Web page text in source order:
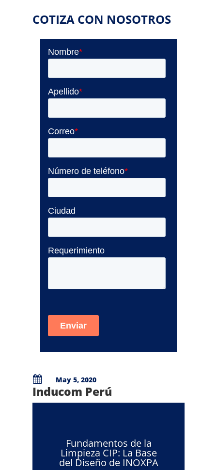
COTIZA CON NOSOTROS
 May 5, 2020
Inducom Perú
Fundamentos de la
Limpieza CIP: La Base
del Diseño de INOXPA